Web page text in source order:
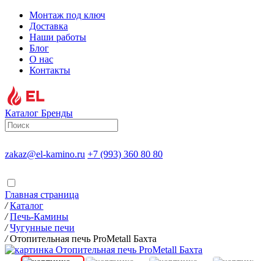
Монтаж под ключ
Доставка
Наши работы
Блог
О нас
Контакты
Каталог Бренды
zakaz@el-kamino.ru +7 (993) 360 80 80
Главная страница
/ Каталог
/ Печь-Камины
/ Чугунные печи
/ Отопительная печь ProMetall Бахта